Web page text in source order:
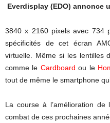
Everdisplay (EDO) annonce
3840 x 2160 pixels avec 734
spécificités de cet écran
virtuelle. Même si les lentilles
comme le Cardboard ou le
tout de même le smartphone
La course à l’amélioration
combat de ces prochaines